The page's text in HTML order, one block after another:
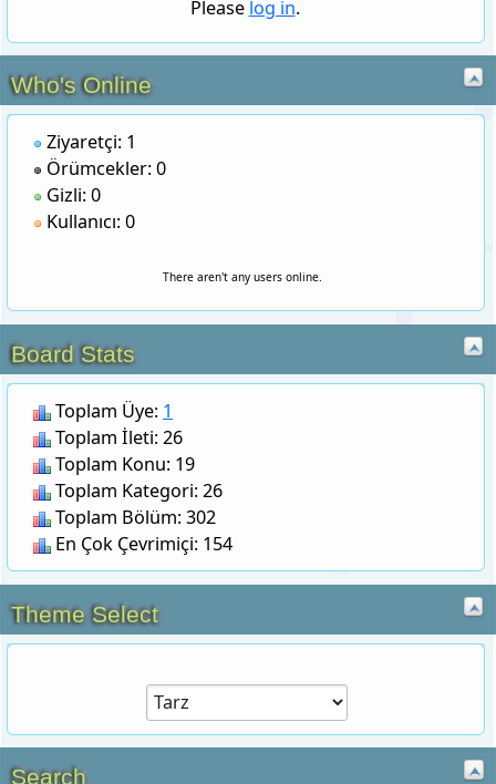
Who's Online
Ziyaretçi: 1
Örümcekler: 0
Gizli: 0
Kullanıcı: 0
Toplam Üye:1
Toplam İleti: 26
Toplam Konu: 19
Toplam Kategori: 26
Toplam Bölüm: 302
En Çok Çevrimiçi: 154
Theme Select